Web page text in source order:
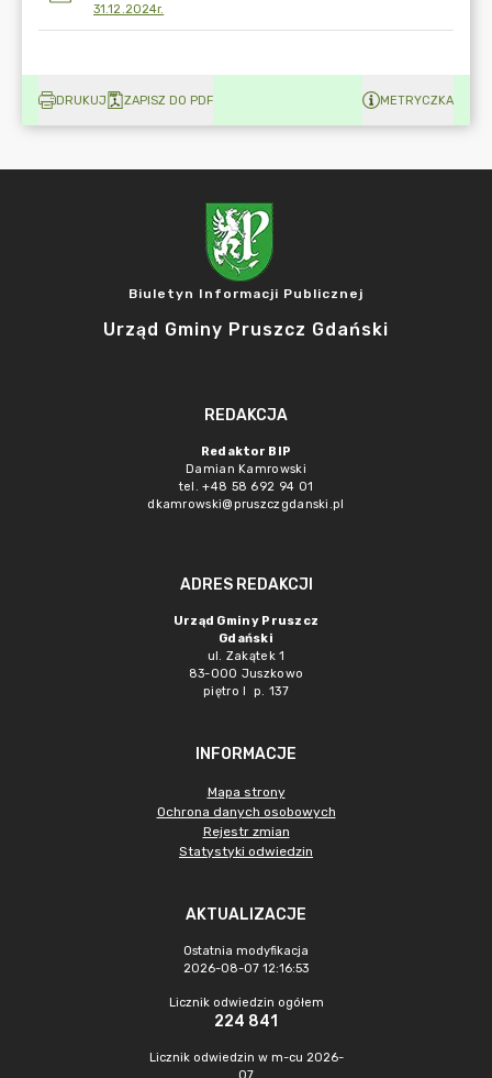
31.12.2024r.
DRUKUJ ZAPISZ DO PDF METRYCZKA
Biuletyn Informacji Publicznej
Urząd Gminy Pruszcz Gdański
REDAKCJA
Redaktor BIP
Damian Kamrowski
tel. +48 58 692 94 01
dkamrowski@pruszczgdanski.pl
ADRES REDAKCJI
Urząd Gminy Pruszcz
Gdański
ul. Zakątek 1
83-000 Juszkowo
piętro I p. 137
INFORMACJE
Mapa strony
Ochrona danych osobowych
Rejestr zmian
Statystyki odwiedzin
AKTUALIZACJE
Ostatnia modyfikacja
2026-08-07 12:16:53
Licznik odwiedzin ogółem
224 841
Licznik odwiedzin w m-cu 2026-